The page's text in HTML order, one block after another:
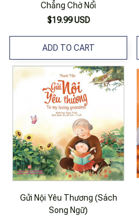
Chẳng Chờ Nổi
$19.99 USD
ADD TO CART
Gửi Nội Yêu Thương (Sách
Song Ngữ)